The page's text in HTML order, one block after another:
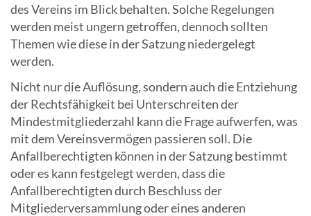
des Vereins im Blick behalten. Solche Regelungen
werden meist ungern getroffen, dennoch sollten
Themen wie diese in der Satzung niedergelegt
werden.
Nicht nur die Auflösung, sondern auch die Entziehung
der Rechtsfähigkeit bei Unterschreiten der
Mindestmitgliederzahl kann die Frage aufwerfen, was
mit dem Vereinsvermögen passieren soll. Die
Anfallberechtigten können in der Satzung bestimmt
oder es kann festgelegt werden, dass die
Anfallberechtigten durch Beschluss der
Mitgliederversammlung oder eines anderen